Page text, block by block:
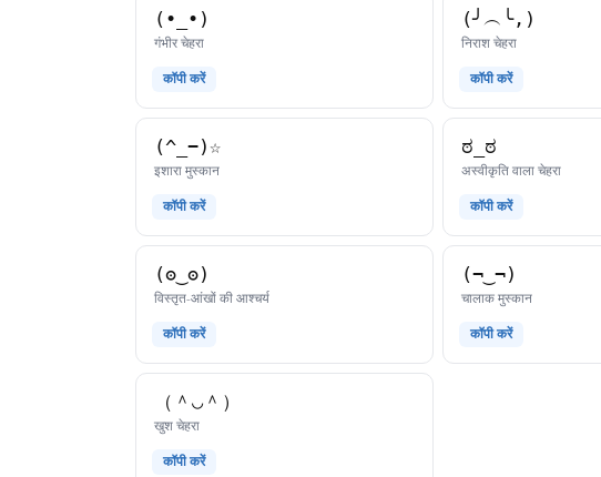
(•_•)
गंभीर चेहराकाओमोजी
कॉपी करें
(╯︵╰,)
निराश चेहराकाओमोजी
कॉपी करें
(^_−)☆
इशारा मुस्कानकाओमोजी
कॉपी करें
ಠ_ಠ
अस्वीकृति वाला चेहराकाओमोजी
कॉपी करें
(ʘ‿ʘ)
विस्तृत-आंखों की आश्चर्यकाओमोजी
कॉपी करें
(¬‿¬)
चालाक मुस्कानकाओमोजी
कॉपी करें
（＾◡＾）
खुश चेहराकाओमोजी
कॉपी करें